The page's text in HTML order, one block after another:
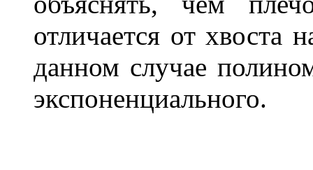
отличается от хвоста
данном случае
экспоненциального.